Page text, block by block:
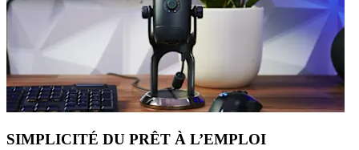
SIMPLICITÉ DU PRÊT À L’EMPLOI